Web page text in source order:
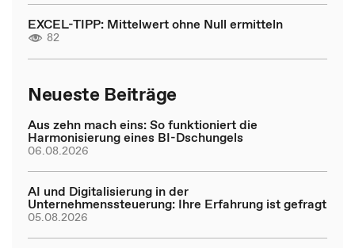
EXCEL-TIPP: Mittelwert ohne Null ermitteln
82
Neueste Beiträge
Aus zehn mach eins: So funktioniert die
Harmonisierung eines BI-Dschungels
06.08.2026
AI und Digitalisierung in der
Unternehmenssteuerung: Ihre Erfahrung ist gefragt
05.08.2026